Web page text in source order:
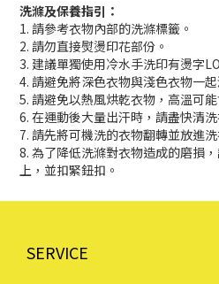
洗滌及保養指引：
1. 請參考衣物內部的洗滌標籤。
2. 請勿直接熨燙印花部份。
3. 建議單獨使用冷水手洗印有燙字
4. 請避免將深色衣物與淺色衣物一起
5. 請避免以熱風烘乾衣物，高溫可
6. 在運動後大量出汗時，請盡快清洗
7. 請先將可機洗的衣物翻轉並放進
8. 為了降低洗滌對衣物造成的磨損
上，並扣緊鈕扣。
SERVICE